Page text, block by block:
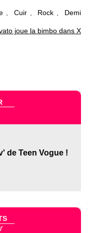
, Cuir, Rock
Demi
joue la bimbo dans X
de Teen Vogue !